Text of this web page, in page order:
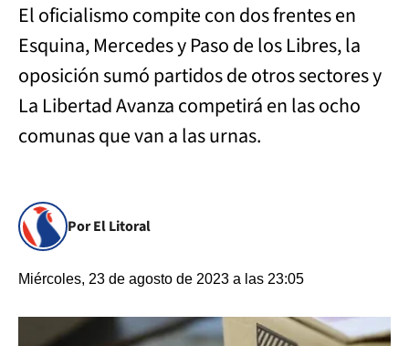
El oficialismo compite con dos frentes en
Esquina, Mercedes y Paso de los Libres, la
oposición sumó partidos de otros sectores y
La Libertad Avanza competirá en las ocho
comunas que van a las urnas.
Por El Litoral
Miércoles, 23 de agosto de 2023 a las 23:05